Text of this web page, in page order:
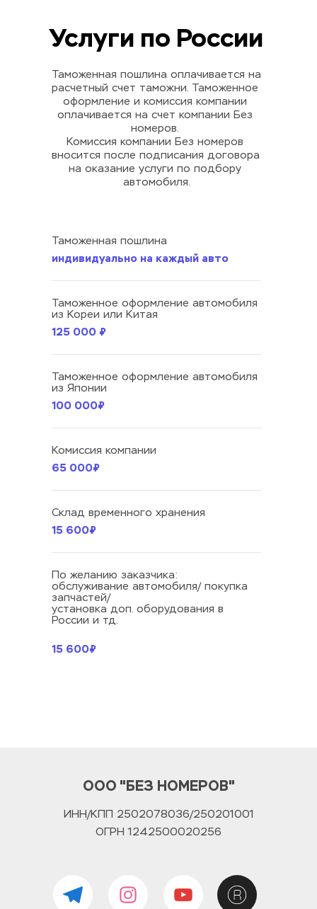
Услуги по России
Таможенная пошлина оплачивается на
расчетный счет таможни. Таможенное
оформление и комиссия компании
оплачивается на счет компании Без
номеров.
Комиссия компании Без номеров
вносится после подписания договора
на оказание услуги по подбору
автомобиля.
Таможенная пошлина
индивидуально на каждый авто
Таможенное оформление автомобиля
из Кореи или Китая
125 000 ₽
Таможенное оформление автомобиля
из Японии
100 000₽
Комиссия компании
65 000₽
Склад временного хранения
15 600₽
По желанию заказчика:
обслуживание автомобиля/ покупка
запчастей/
установка доп. оборудования в
России и тд.
15 600₽
ИНН/КПП 2502078036/250201001
ОГРН 1242500020256
ООО "БЕЗ НОМЕРОВ"